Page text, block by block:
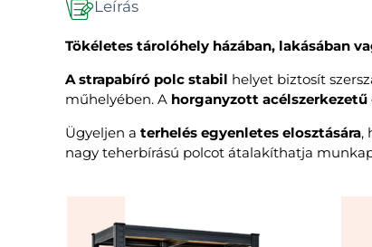
Leírás
Tökéletes tárolóhely házában, lakásában
A strapabíró polc stabil helyet biztosít
műhelyében. A horganyzott acélszerkezetű
Ügyeljen a terhelés egyenletes elosztására,
nagy teherbírású polcot átalakíthatja